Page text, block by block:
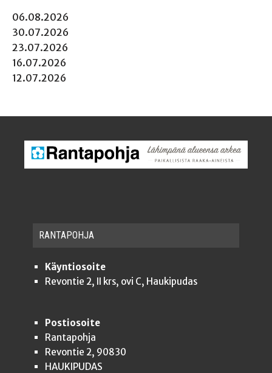
06.08.2026
30.07.2026
23.07.2026
16.07.2026
12.07.2026
RAN­TA­POH­JA
Käyntiosoite
Revontie 2, II krs, ovi C, Haukipudas
Postiosoite
Rantapohja
Revontie 2, 90830
HAUKIPUDAS